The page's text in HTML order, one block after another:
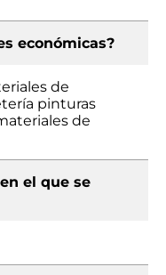
económicas?
de
pinturas
de
el que se